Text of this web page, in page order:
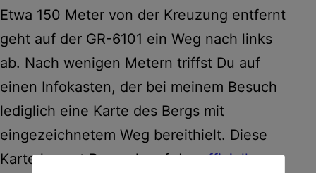
Etwa 150 Meter von der Kreuzung entfernt
geht auf der GR-6101 ein Weg nach links
ab. Nach wenigen Metern triffst Du auf
einen Infokasten, der bei meinem Besuch
lediglich eine Karte des Bergs mit
eingezeichnetem Weg bereithielt. Diese
Karte kannst Du auch auf deroffiziellen